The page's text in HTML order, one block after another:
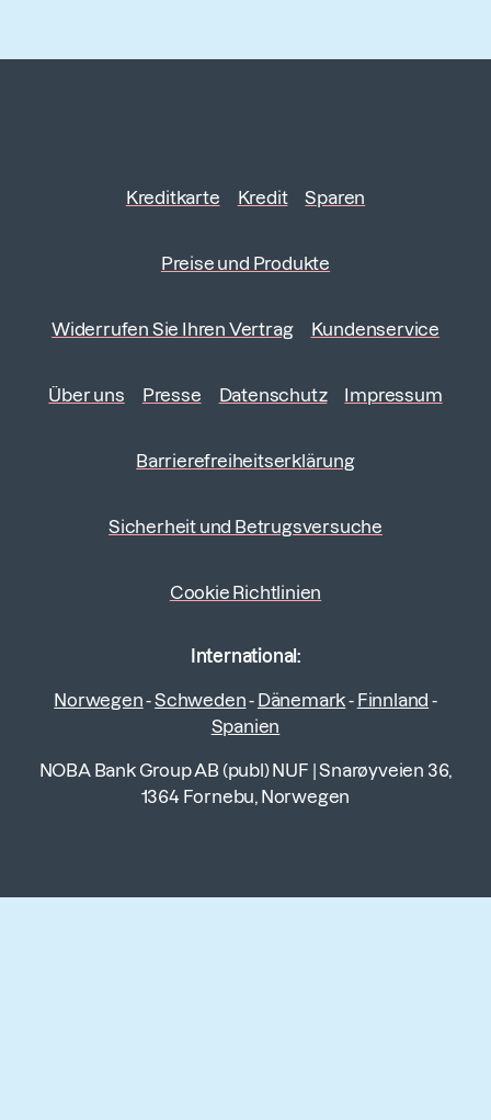
Kreditkarte Kredit Sparen
Preise und Produkte
Widerrufen Sie Ihren Vertrag Kundenservice
Über uns Presse Datenschutz Impressum
Barrierefreiheitserklärung
Sicherheit und Betrugsversuche
Cookie Richtlinien
International:
Norwegen-Schweden- Dänemark- Finnland -
Spanien
NOBA Bank Group AB (publ) NUF |Snarøyveien 36,
1364 Fornebu, Norwegen